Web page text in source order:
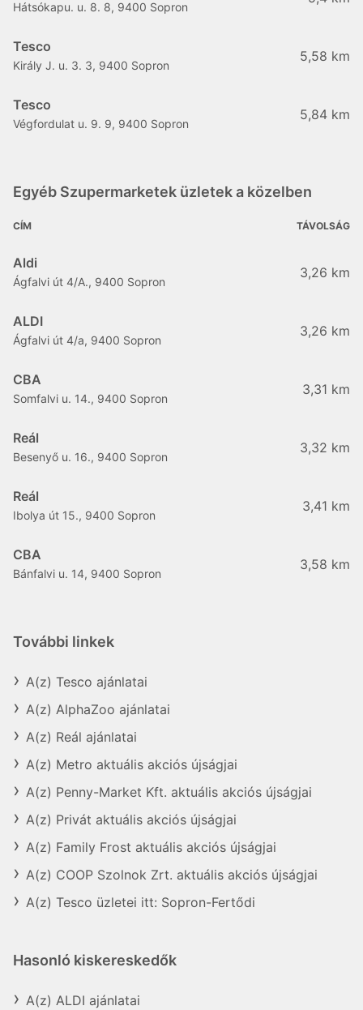
Hátsókapu. u. 8. 8, 9400 Sopron
Tesco
Király J. u. 3. 3, 9400 Sopron
5,58 km
Tesco
Végfordulat u. 9. 9, 9400 Sopron
5,84 km
Egyéb Szupermarketek üzletek a közelben
CÍM TÁVOLSÁG
Aldi
Ágfalvi út 4/A., 9400 Sopron
3,26 km
ALDI
Ágfalvi út 4/a, 9400 Sopron
3,26 km
CBA
Somfalvi u. 14., 9400 Sopron
3,31 km
Reál
Besenyő u. 16., 9400 Sopron
3,32 km
Reál
Ibolya út 15., 9400 Sopron
3,41 km
CBA
Bánfalvi u. 14, 9400 Sopron
3,58 km
További linkek
A(z) Tesco ajánlatai
A(z) AlphaZoo ajánlatai
A(z) Reál ajánlatai
A(z) Metro aktuális akciós újságjai
A(z) Penny-Market Kft. aktuális akciós újságjai
A(z) Privát aktuális akciós újságjai
A(z) Family Frost aktuális akciós újságjai
A(z) COOP Szolnok Zrt. aktuális akciós újságjai
A(z) Tesco üzletei itt: Sopron-Fertődi
Hasonló kiskereskedők
A(z) ALDI ajánlatai